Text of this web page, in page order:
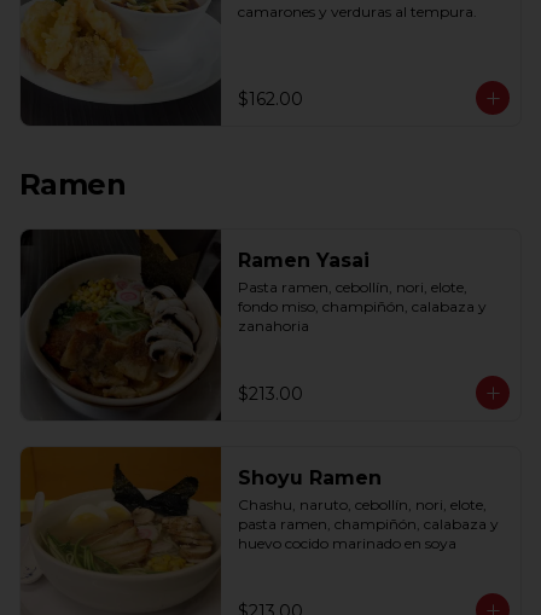
camarones y verduras al tempura.
$162.00
Ramen
Ramen Yasai
Pasta ramen, cebollín, nori, elote,
fondo miso, champiñón, calabaza y
zanahoria
$213.00
Shoyu Ramen
Chashu, naruto, cebollín, nori, elote,
pasta ramen, champiñón, calabaza y
huevo cocido marinado en soya